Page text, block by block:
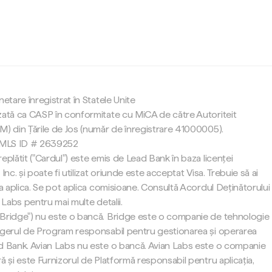
înregistrat în Statele Unite
ca CASP în conformitate cu MiCA de către Autoriteit
din Țările de Jos (număr de înregistrare 41000005).
ID # 2639252
("Cardul") este emis de Lead Bank în baza licenței
Inc. și poate fi utilizat oriunde este acceptat Visa. Trebuie să ai
aplica. Se pot aplica comisioane. Consultă Acordul Deținătorului
pentru mai multe detalii.
nu este o bancă. Bridge este o companie de tehnologie
de Program responsabil pentru gestionarea și operarea
Bank. Avian Labs nu este o bancă. Avian Labs este o companie
și este Furnizorul de Platformă responsabil pentru aplicația,